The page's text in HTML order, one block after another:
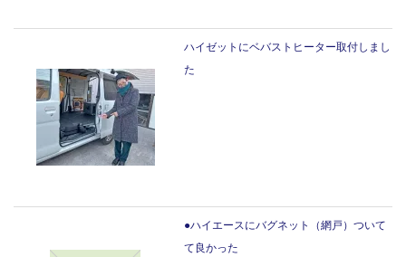
ハイゼットにベバストヒーター取付しまし
た
●ハイエースにバグネット（網戸）ついて
て良かった